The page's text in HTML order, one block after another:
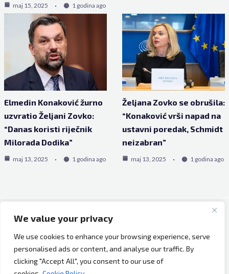
We value your privacy
We use cookies to enhance your browsing experience, serve
personalised ads or content, and analyse our traffic. By
clicking "Accept All", you consent to our use of
maj 15, 2025 1 godina ago
Elmedin Konaković žurno
uzvratio Željani Zovko:
“Danas koristi riječnik
Milorada Dodika”
maj 13, 2025 1 godina ago
Željana Zovko se obrušila:
“Konaković vrši napad na
ustavni poredak, Schmidt
neizabran”
maj 13, 2025 1 godina ago
Copyright © 2026 Bh Dijaspora.
O nama
Marketing
Uslovi korištenja